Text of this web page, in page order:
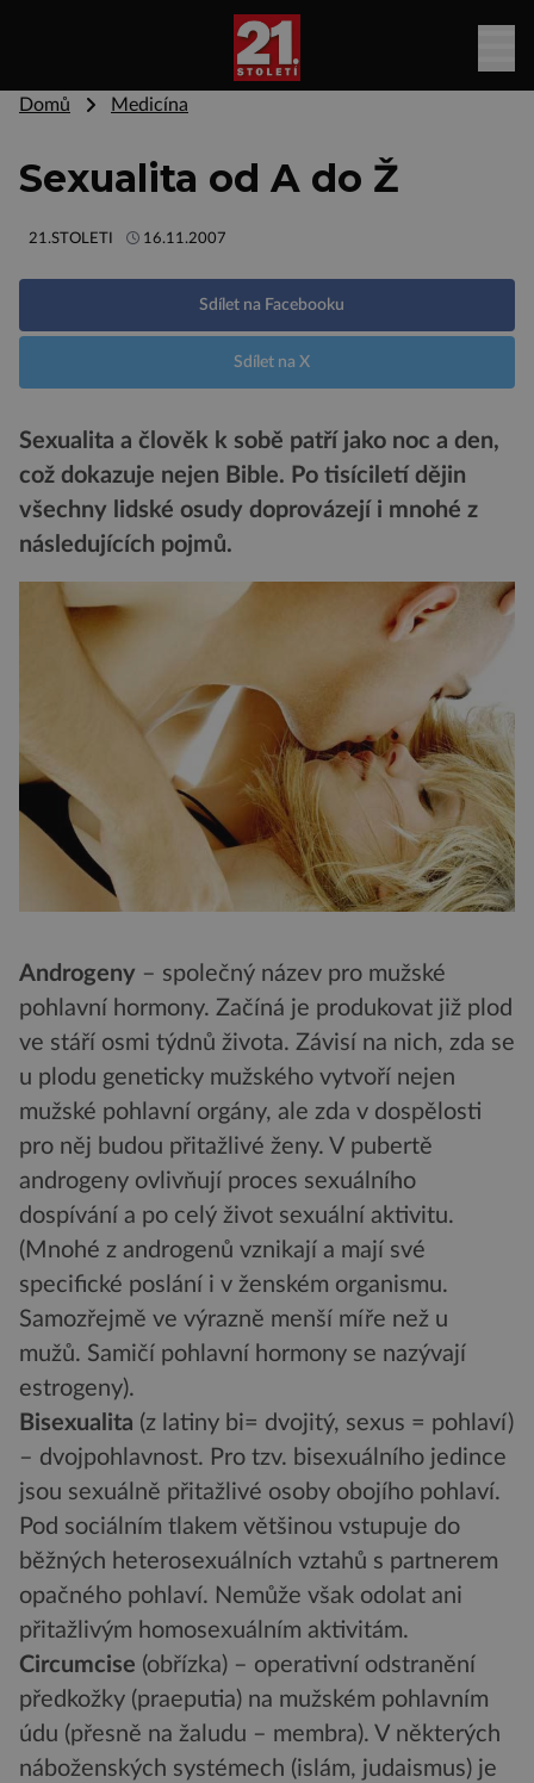
Domů Medicína
Sexualita od A do Ž
21.STOLETI 16.11.2007
Sdílet na Facebooku
Sdílet na X
Sexualita a člověk k sobě patří jako noc a den,
což dokazuje nejen Bible. Po tisíciletí dějin
všechny lidské osudy doprovázejí i mnohé z
následujících pojmů.
Androgeny – společný název pro mužské
pohlavní hormony. Začíná je produkovat již plod
ve stáří osmi týdnů života. Závisí na nich, zda se
u plodu geneticky mužského vytvoří nejen
mužské pohlavní orgány, ale zda v dospělosti
pro něj budou přitažlivé ženy. V pubertě
androgeny ovlivňují proces sexuálního
dospívání a po celý život sexuální aktivitu.
(Mnohé z androgenů vznikají a mají své
specifické poslání i v ženském organismu.
Samozřejmě ve výrazně menší míře než u
mužů. Samičí pohlavní hormony se nazývají
estrogeny).
Bisexualita (z latiny bi= dvojitý, sexus = pohlaví)
– dvojpohlavnost. Pro tzv. bisexuálního jedince
jsou sexuálně přitažlivé osoby obojího pohlaví.
Pod sociálním tlakem většinou vstupuje do
běžných heterosexuálních vztahů s partnerem
opačného pohlaví. Nemůže však odolat ani
přitažlivým homosexuálním aktivitám.
Circumcise (obřízka) – operativní odstranění
předkožky (praeputia) na mužském pohlavním
údu (přesně na žaludu – membra). V některých
náboženských systémech (islám, judaismus) je